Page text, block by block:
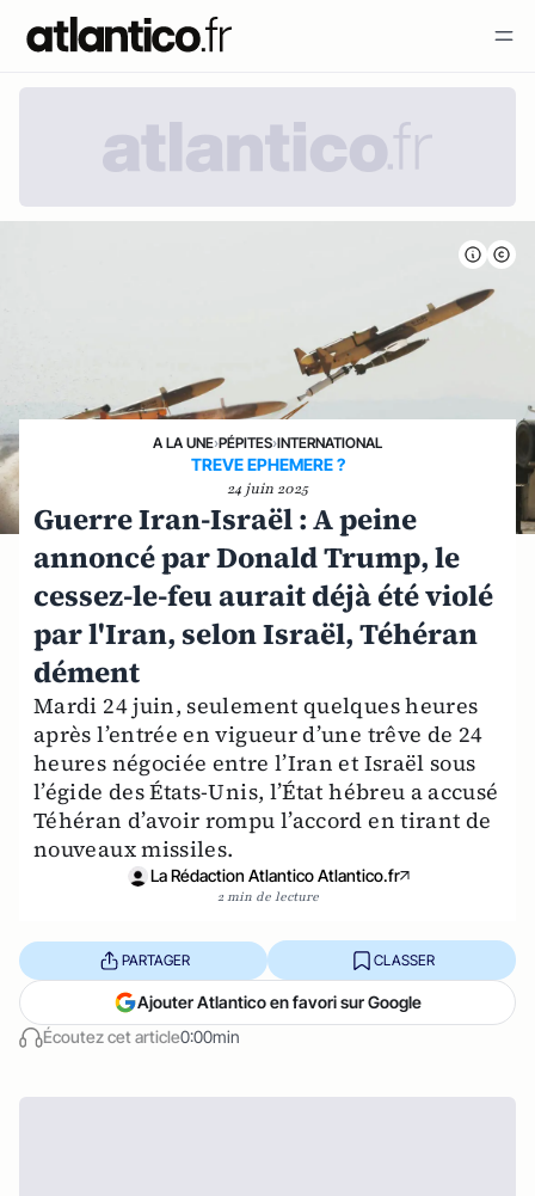
A LA UNE›PÉPITES›INTERNATIONAL
TREVE EPHEMERE ?
24 juin 2025
Guerre Iran-Israël : A peine
annoncé par Donald Trump, le
cessez-le-feu aurait déjà été violé
par l'Iran, selon Israël, Téhéran
dément
Mardi 24 juin, seulement quelques heures
après l’entrée en vigueur d’une trêve de 24
heures négociée entre l’Iran et Israël sous
l’égide des États-Unis, l’État hébreu a accusé
Téhéran d’avoir rompu l’accord en tirant de
nouveaux missiles.
La Rédaction Atlantico Atlantico.fr
2 min de lecture
Écoutez cet article0:00min
PARTAGER CLASSER
Ajouter Atlantico en favori sur Google